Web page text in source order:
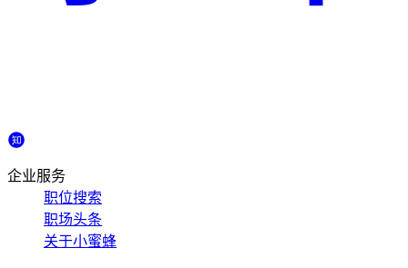
企业服务
职位搜索
职场头条
关于小蜜蜂